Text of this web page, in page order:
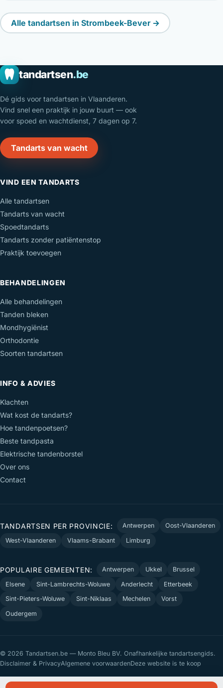
Alle tandartsen in Strombeek-Bever →
tandartsen.be
Dé gids voor tandartsen in Vlaanderen.
Vind snel een praktijk in jouw buurt — ook
voor spoed en wachtdienst, 7 dagen op 7.
Tandarts van wacht
VIND EEN TANDARTS
Alle tandartsen
Tandarts van wacht
Spoedtandarts
Tandarts zonder patiëntenstop
Praktijk toevoegen
BEHANDELINGEN
Alle behandelingen
Tanden bleken
Mondhygiënist
Orthodontie
Soorten tandartsen
INFO & ADVIES
Klachten
Wat kost de tandarts?
Hoe tandenpoetsen?
Beste tandpasta
Elektrische tandenborstel
Over ons
Contact
TANDARTSEN PER PROVINCIE: Antwerpen
Oost-Vlaanderen
West-Vlaanderen
Vlaams-Brabant Limburg
POPULAIRE GEMEENTEN: Antwerpen Ukkel
Brussel
Elsene
Sint-Lambrechts-Woluwe Anderlecht
Etterbeek
Sint-Pieters-Woluwe
Sint-Niklaas Mechelen
Vorst
Oudergem
© 2026 Tandartsen.be — Monto Bleu BV. Onafhankelijke tandartsengids.
Disclaimer & PrivacyAlgemene voorwaardenDeze website is te koop